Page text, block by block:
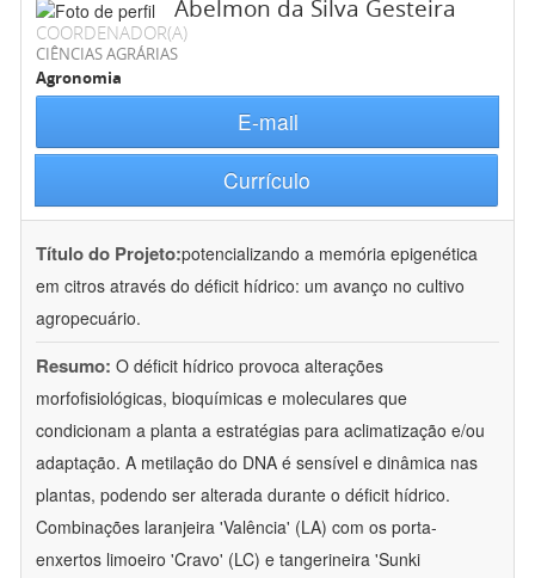
Abelmon da Silva Gesteira
COORDENADOR(A)
CIÊNCIAS AGRÁRIAS
Agronomia
E-mail
Currículo
Título do Projeto:potencializando a memória epigenética
em citros através do déficit hídrico: um avanço no cultivo
agropecuário.
Resumo: O déficit hídrico provoca alterações
morfofisiológicas, bioquímicas e moleculares que
condicionam a planta a estratégias para aclimatização e/ou
adaptação. A metilação do DNA é sensível e dinâmica nas
plantas, podendo ser alterada durante o déficit hídrico.
Combinações laranjeira 'Valência' (LA) com os porta-
enxertos limoeiro 'Cravo' (LC) e tangerineira 'Sunki